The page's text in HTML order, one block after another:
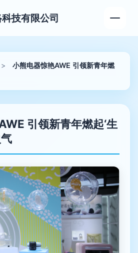
技有限公司
>
小熊电器惊艳AWE 引领新青年燃
引领新青年燃起‘生